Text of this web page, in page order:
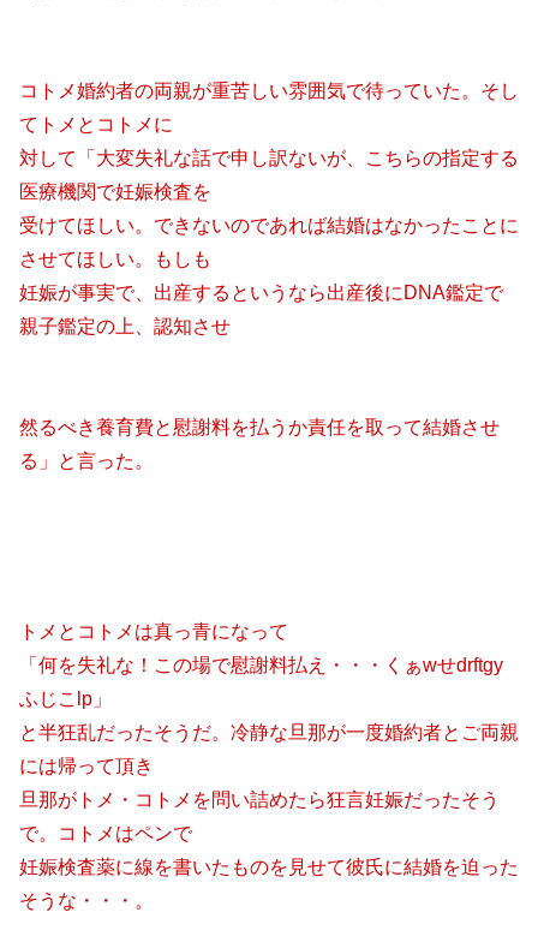
コトメ婚約者の両親が重苦しい雰囲気で待っていた。そし
てトメとコトメに
対して「大変失礼な話で申し訳ないが、こちらの指定する
医療機関で妊娠検査を
受けてほしい。できないのであれば結婚はなかったことに
させてほしい。もしも
妊娠が事実で、出産するというなら出産後にDNA鑑定で
親子鑑定の上、認知させ
然るべき養育費と慰謝料を払うか責任を取って結婚させ
る」と言った。
トメとコトメは真っ青になって
「何を失礼な！この場で慰謝料払え・・・くぁwせdrftgy
ふじこlp」
と半狂乱だったそうだ。冷静な旦那が一度婚約者とご両親
には帰って頂き
旦那がトメ・コトメを問い詰めたら狂言妊娠だったそう
で。コトメはペンで
妊娠検査薬に線を書いたものを見せて彼氏に結婚を迫った
そうな・・・。